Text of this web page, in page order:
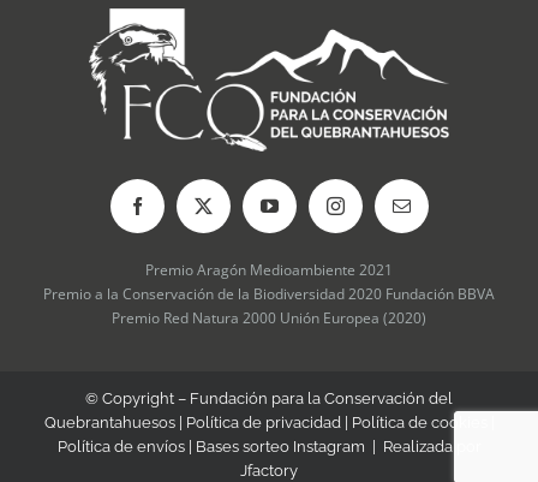
página
de
producto
Premio Aragón Medioambiente 2021
Premio a la Conservación de la Biodiversidad 2020 Fundación BBVA
Premio Red Natura 2000 Unión Europea (2020)
© Copyright – Fundación para la Conservación del
Quebrantahuesos | Política de privacidad| Política de cookies
Política de envíos| Bases sorteo Instagram | Realizada por
Jfactory